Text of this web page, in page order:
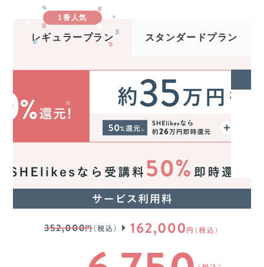
レギュラープラン
1番人気
スタンダードプラン